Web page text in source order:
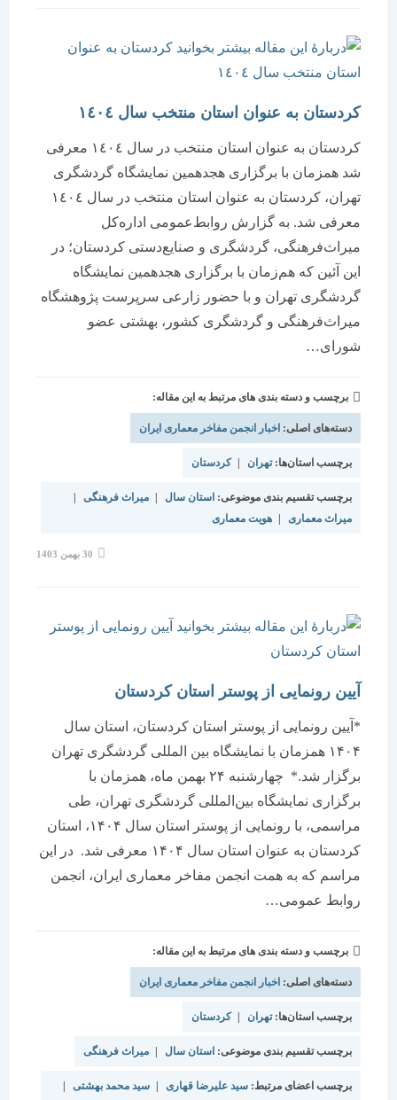
کردستان به عنوان استان منتخب سال ١٤٠٤
کردستان به عنوان استان منتخب در سال ١٤٠٤ معرفی
شد همزمان با برگزاری هجدهمین نمایشگاه گردشگری
تهران، کردستان به عنوان استان منتخب در سال ١٤٠٤
معرفی شد. به گزارش روابط‌عمومی اداره‌کل
میراث‌فرهنگی، گردشگری و صنایع‌دستی کردستان؛ در
این آئین که هم‌زمان با برگزاری هجدهمین نمایشگاه
گردشگری تهران و با حضور زارعی سرپرست پژوهشگاه
میراث‌فرهنگی و گردشگری کشور، بهشتی عضو
شورای…
برچسب و دسته بندی های مرتبط به این مقاله:
دسته‌های اصلی:اخبار انجمن مفاخر معماری ایران
برچسب استان‌ها:تهران | کردستان
برچسب تقسیم بندی موضوعی:استان سال | میراث فرهنگی |
میراث معماری
| هویت معماری
آیین رونمایی از پوستر استان کردستان
*آیین رونمایی از پوستر استان کردستان، استان سال
۱۴۰۴ همزمان با نمایشگاه بین المللی گردشگری تهران
برگزار شد.* چهارشنبه ۲۴ بهمن ماه، همزمان با
برگزاری نمایشگاه بین‌المللی گردشگری تهران، طی
مراسمی، با رونمایی از پوستر استان سال ۱۴۰۴، استان
کردستان به عنوان استان سال ۱۴۰۴ معرفی شد. در این
مراسم که به همت انجمن مفاخر معماری ایران، انجمن
روابط عمومی…
برچسب و دسته بندی های مرتبط به این مقاله:
دسته‌های اصلی:اخبار انجمن مفاخر معماری ایران
برچسب استان‌ها:تهران | کردستان
برچسب تقسیم بندی موضوعی:استان سال | میراث فرهنگی
برچسب اعضای مرتبط: سید علیرضا قهاری | سید محمد بهشتی |